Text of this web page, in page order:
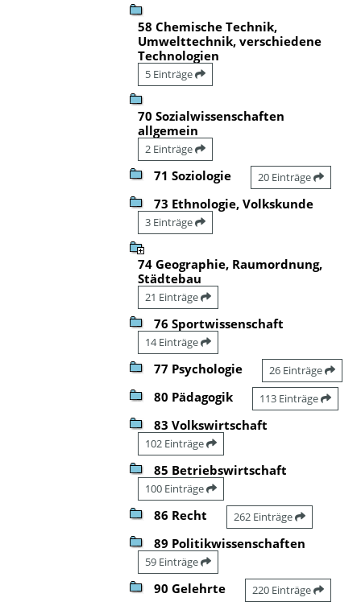
58 Chemische Technik,
Umwelttechnik, verschiedene
Technologien
5 Einträge
70 Sozialwissenschaften
allgemein
2 Einträge
71 Soziologie 20 Einträge
73 Ethnologie, Volkskunde
3 Einträge
74 Geographie, Raumordnung,
Städtebau
21 Einträge
76 Sportwissenschaft
14 Einträge
77 Psychologie 26 Einträge
80 Pädagogik 113 Einträge
83 Volkswirtschaft
102 Einträge
85 Betriebswirtschaft
100 Einträge
86 Recht 262 Einträge
89 Politikwissenschaften
59 Einträge
90 Gelehrte 220 Einträge